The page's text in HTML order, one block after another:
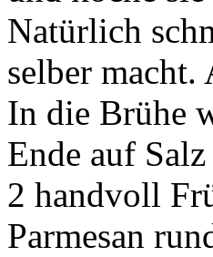
Natürlich
selber macht.
In die Brühe
Ende auf
2 handvoll
Parmesan